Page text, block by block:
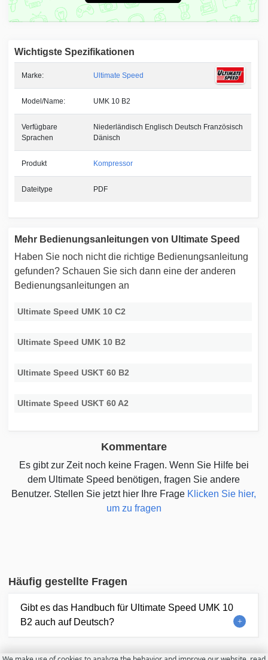
Wichtigste Spezifikationen
Marke: Ultimate Speed
Model/Name: UMK 10 B2
Verfügbare
Sprachen
Niederländisch Englisch Deutsch Französisch
Dänisch
Produkt Kompressor
Dateitype PDF
Mehr Bedienungsanleitungen von Ultimate Speed
Haben Sie noch nicht die richtige Bedienungsanleitung
gefunden? Schauen Sie sich dann eine der anderen
Bedienungsanleitungen an
Ultimate Speed UMK 10 C2
Ultimate Speed UMK 10 B2
Ultimate Speed USKT 60 B2
Ultimate Speed USKT 60 A2
Kommentare
Es gibt zur Zeit noch keine Fragen. Wenn Sie Hilfe bei
dem Ultimate Speed benötigen, fragen Sie andere
Benutzer. Stellen Sie jetzt hier Ihre Frage Klicken Sie hier,
um zu fragen
Häufig gestellte Fragen
Gibt es das Handbuch für Ultimate Speed UMK 10
B2 auch auf Deutsch?